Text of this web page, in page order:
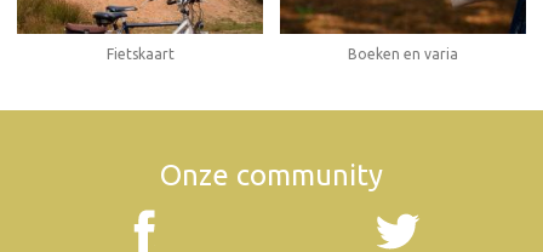
Fietskaart Boeken en varia
Onze community